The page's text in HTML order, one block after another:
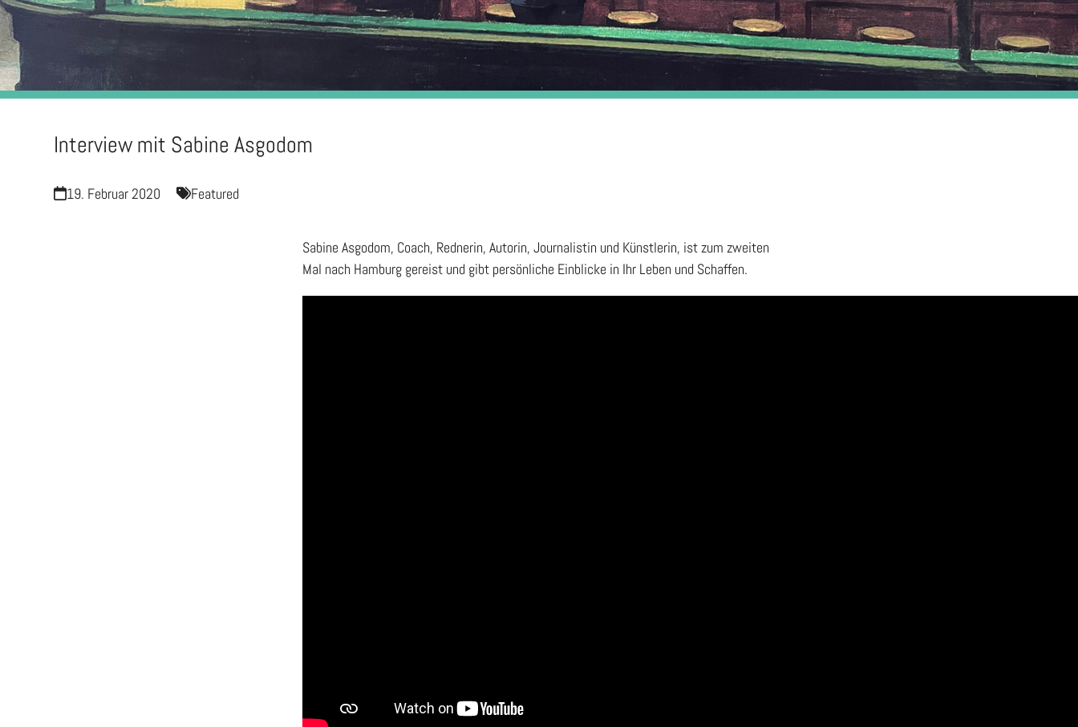
Interview mit Sabine Asgodom
19. Februar 2020 Featured
Sabine Asgodom, Coach, Rednerin, Autorin, Journalistin und Künstlerin, ist zum zweiten
Mal nach Hamburg gereist und gibt persönliche Einblicke in Ihr Leben und Schaffen.